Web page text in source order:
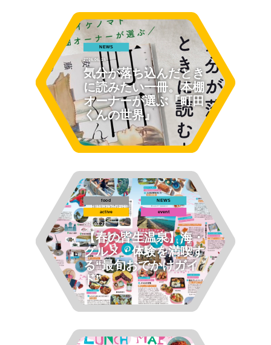
NEWS
2026.06.15
気分が落ち込んだとき
に読みたい一冊。本棚
オーナーが選ぶ『町田
くんの世界』
food NEWS
active event
2026.03.27
【春の皆生温泉】海・
グルメ・体験を満喫す
る“最旬おでかけガイ
ド”